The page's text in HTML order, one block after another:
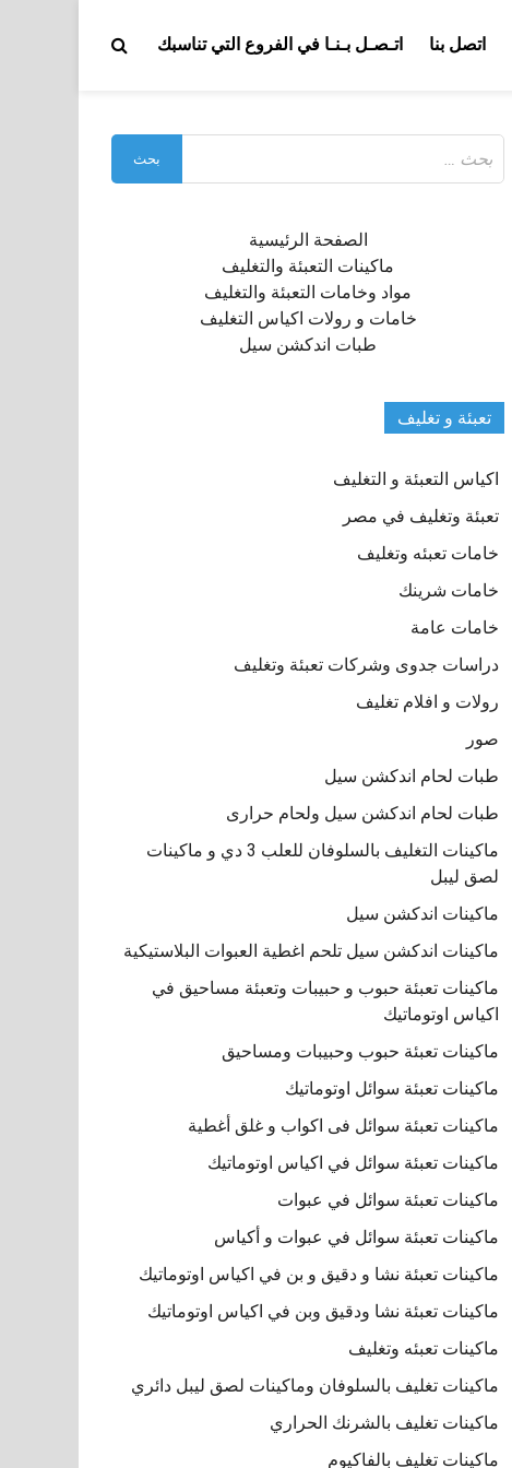
اتصل بنا اتـصـل بـنـا في الفروع التي تناسبك
عن:
الصفحة الرئيسية
ماكينات التعبئة والتغليف
مواد وخامات التعبئة والتغليف
خامات و رولات اكياس التغليف
طبات اندكشن سيل
تعبئة و تغليف
اكياس التعبئة و التغليف
تعبئة وتغليف في مصر
خامات تعبئه وتغليف
خامات شرينك
خامات عامة
دراسات جدوى وشركات تعبئة وتغليف
رولات و افلام تغليف
صور
طبات لحام اندكشن سيل
طبات لحام اندكشن سيل ولحام حرارى
ماكينات التغليف بالسلوفان للعلب 3 دي و ماكينات
لصق ليبل
ماكينات اندكشن سيل
ماكينات اندكشن سيل تلحم اغطية العبوات البلاستيكية
ماكينات تعبئة حبوب و حبيبات وتعبئة مساحيق في
اكياس اوتوماتيك
ماكينات تعبئة حبوب وحبيبات ومساحيق
ماكينات تعبئة سوائل اوتوماتيك
ماكينات تعبئة سوائل فى اكواب و غلق أغطية
ماكينات تعبئة سوائل في اكياس اوتوماتيك
ماكينات تعبئة سوائل في عبوات
ماكينات تعبئة سوائل في عبوات و أكياس
ماكينات تعبئة نشا و دقيق و بن في اكياس اوتوماتيك
ماكينات تعبئة نشا ودقيق وبن في اكياس اوتوماتيك
ماكينات تعبئه وتغليف
ماكينات تغليف بالسلوفان وماكينات لصق ليبل دائري
ماكينات تغليف بالشرنك الحراري
ماكينات تغليف بالفاكيوم